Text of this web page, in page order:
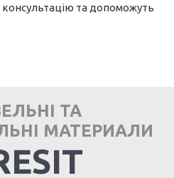
та допоможуть
ТА
МАТЕРИАЛИ